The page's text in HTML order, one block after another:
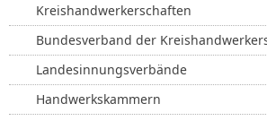
Kreishandwerkerschaften
Bundesverband der
Landesinnungsverbände
Handwerkskammern